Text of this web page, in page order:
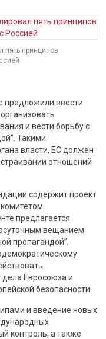
пять принципов
предложили ввести
и вести борьбу с
Такими
власти, ЕС должен
отношений
содержит проект
предлагается
вещанием
пропагандой”,
дела Евросоюза и
безопасности.
и введение новых
контроль, а также